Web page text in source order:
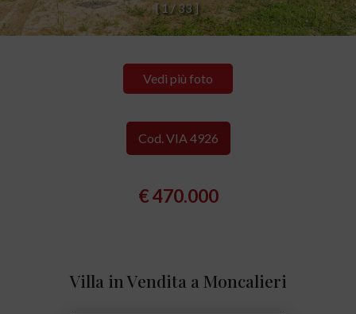
[1/33]
Vedi più foto
Cod. VIA 4926
€ 470.000
Villa in Vendita a Moncalieri